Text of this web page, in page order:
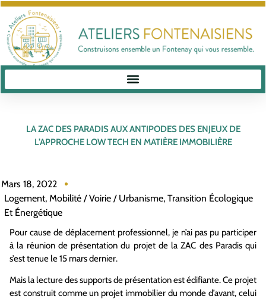
LA ZAC DES PARADIS AUX ANTIPODES DES ENJEUX DE
L’APPROCHE LOW TECH EN MATIÈRE IMMOBILIÈRE
Mars 18, 2022
Logement, Mobilité / Voirie / Urbanisme, Transition Écologique
Et Énergétique
Pour cause de déplacement professionnel, je n’ai pas pu participer
à la réunion de présentation du projet de la ZAC des Paradis qui
s’est tenue le 15 mars dernier.
Mais la lecture des supports de présentation est édifiante. Ce projet
est construit comme un projet immobilier du monde d’avant, celui